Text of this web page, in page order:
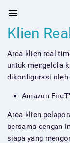
Klien
Area klien real-
untuk mengelola
dikonfigurasi oleh
Amazon
Area klien
bersama dengan
siapa yang